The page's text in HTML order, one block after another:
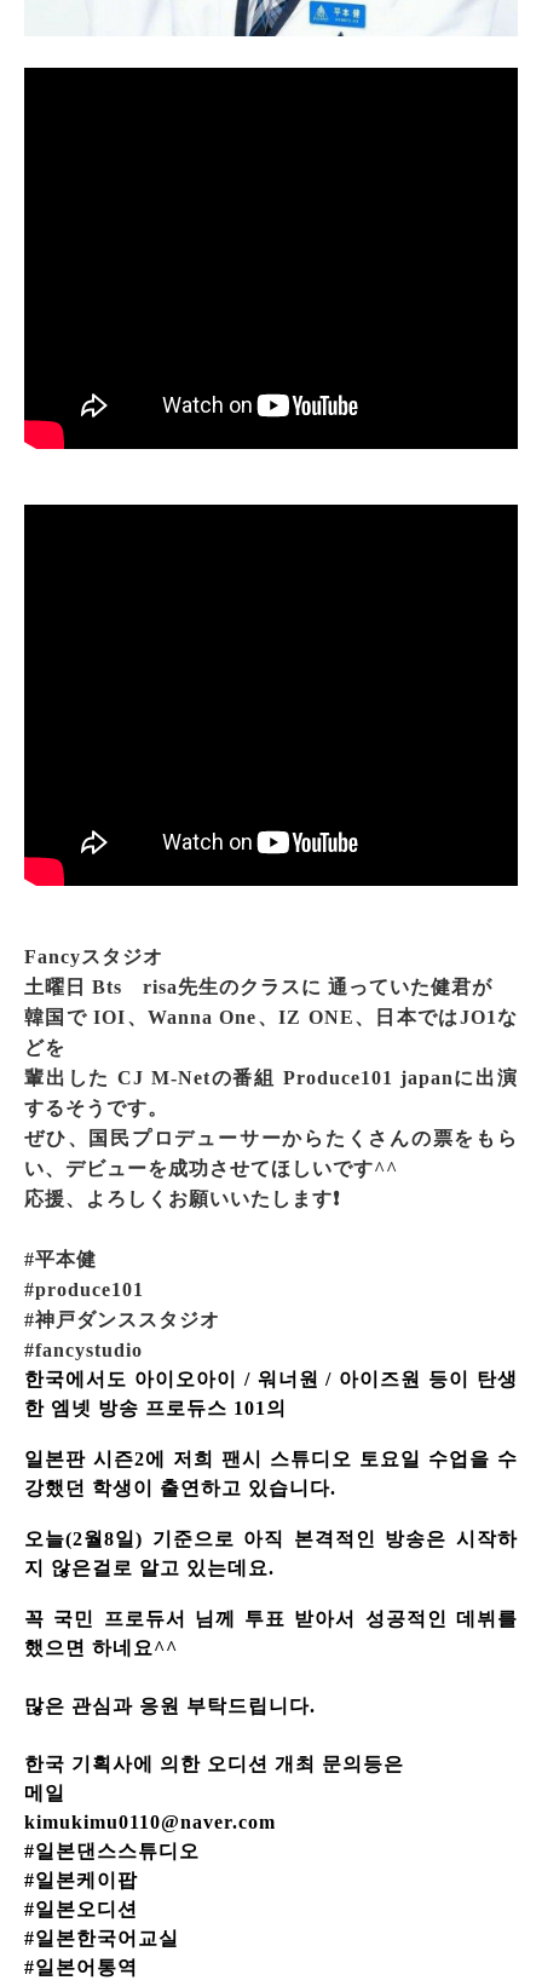
Fancyスタジオ
土曜日 Bts risa先生のクラスに 通っていた健君が
韓国で IOI、Wanna One、IZ ONE、日本ではJO1な
どを
輩出した CJ M-Netの番組 Produce101 japanに出演
するそうです。
ぜひ、国民プロデューサーからたくさんの票をもら
い、デビューを成功させてほしいです^^
応援、よろしくお願いいたします❗
#平本健
#produce101
#神戸ダンススタジオ
#fancystudio
한국에서도 아이오아이 / 워너원 / 아이즈원 등이 탄생
한 엠넷 방송 프로듀스 101의
일본판 시즌2에 저희 팬시 스튜디오 토요일 수업을 수
강했던 학생이 출연하고 있습니다.
오늘(2월8일) 기준으로 아직 본격적인 방송은 시작하
지 않은걸로 알고 있는데요.
꼭 국민 프로듀서 님께 투표 받아서 성공적인 데뷔를
했으면 하네요^^
많은 관심과 응원 부탁드립니다.
한국 기획사에 의한 오디션 개최 문의등은
메일
kimukimu0110@naver.com
#일본댄스스튜디오
#일본케이팝
#일본오디션
#일본한국어교실
#일본어통역